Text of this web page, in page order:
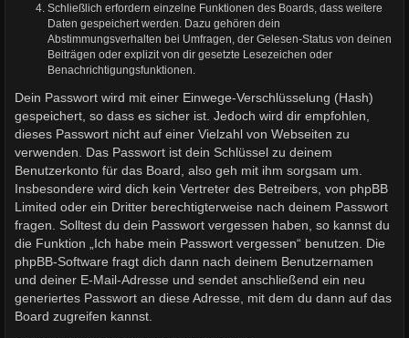
Schließlich erfordern einzelne Funktionen des Boards, dass weitere
Daten gespeichert werden. Dazu gehören dein
Abstimmungsverhalten bei Umfragen, der Gelesen-Status von deinen
Beiträgen oder explizit von dir gesetzte Lesezeichen oder
Benachrichtigungsfunktionen.
Dein Passwort wird mit einer Einwege-Verschlüsselung (Hash)
gespeichert, so dass es sicher ist. Jedoch wird dir empfohlen,
dieses Passwort nicht auf einer Vielzahl von Webseiten zu
verwenden. Das Passwort ist dein Schlüssel zu deinem
Benutzerkonto für das Board, also geh mit ihm sorgsam um.
Insbesondere wird dich kein Vertreter des Betreibers, von phpBB
Limited oder ein Dritter berechtigterweise nach deinem Passwort
fragen. Solltest du dein Passwort vergessen haben, so kannst du
die Funktion „Ich habe mein Passwort vergessen“ benutzen. Die
phpBB-Software fragt dich dann nach deinem Benutzernamen
und deiner E-Mail-Adresse und sendet anschließend ein neu
generiertes Passwort an diese Adresse, mit dem du dann auf das
Board zugreifen kannst.